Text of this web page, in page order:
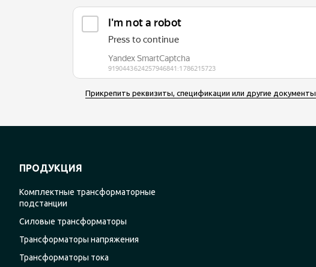
Прикрепить реквизиты, спецификации или другие документы
ПРОДУКЦИЯ
Комплектные трансформаторные
подстанции
Силовые трансформаторы
Трансформаторы напряжения
Трансформаторы тока